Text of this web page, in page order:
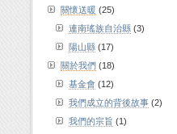
關懷送暖 (25)
連南瑤族自治縣 (3)
陽山縣 (17)
關於我們 (18)
基金會 (12)
我們成立的背後故事 (2)
我們的宗旨 (1)